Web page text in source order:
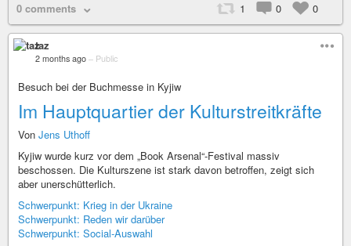
0 comments 1 0 0
taz
2 months ago – Public
Besuch bei der Buchmesse in Kyjiw
Im Hauptquartier der Kulturstreitkräfte
Von Jens Uthoff
Kyjiw wurde kurz vor dem „Book Arsenal“-Festival massiv
beschossen. Die Kulturszene ist stark davon betroffen, zeigt sich
aber unerschütterlich.
Schwerpunkt: Krieg in der Ukraine
Schwerpunkt: Reden wir darüber
Schwerpunkt: Social-Auswahl